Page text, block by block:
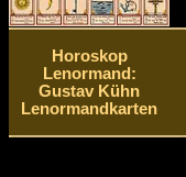
Horoskop
Lenormand:
Gustav Kühn
Lenormandkarten